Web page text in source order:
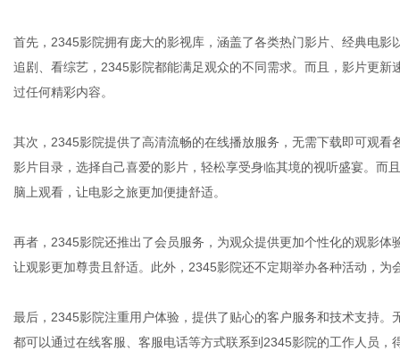
首先，2345影院拥有庞大的影视库，涵盖了各类热门影片、经典电
追剧、看综艺，2345影院都能满足观众的不同需求。而且，影片更
过任何精彩内容。
其次，2345影院提供了高清流畅的在线播放服务，无需下载即可观
影片目录，选择自己喜爱的影片，轻松享受身临其境的视听盛宴。而
脑上观看，让电影之旅更加便捷舒适。
再者，2345影院还推出了会员服务，为观众提供更加个性化的观影
让观影更加尊贵且舒适。此外，2345影院还不定期举办各种活动，
最后，2345影院注重用户体验，提供了贴心的客户服务和技术支持
都可以通过在线客服、客服电话等方式联系到2345影院的工作人员